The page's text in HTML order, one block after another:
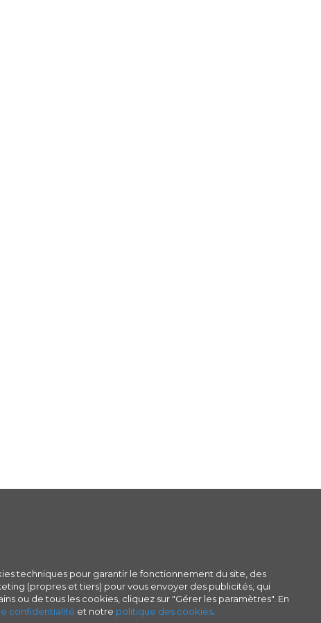
techniques pour garantir le fonctionnement du site, des
(propres et tiers) pour vous envoyer des publicités, qui
ou de tous les cookies, cliquez sur "Gérer les paramètres". En
confidentialité et notre politique des cookies